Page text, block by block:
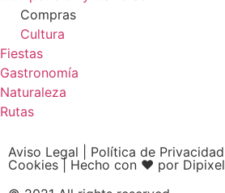
Compras
Cultura
Fiestas
Gastronomía
Naturaleza
Rutas
Aviso Legal Política de Privacidad
Cookies | Hecho con ❤ por Dipixel